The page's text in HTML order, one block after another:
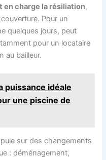
en charge la résiliation,
Pour un
quelques jours, peut
pour un locataire
au bailleur.
puissance idéale
une piscine de
sur des changements
: déménagement,